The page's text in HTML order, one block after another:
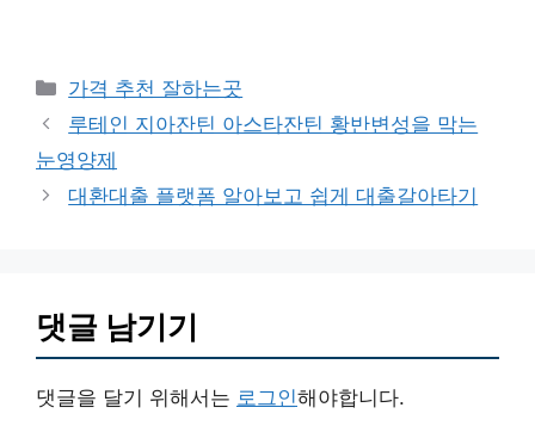
카
테
리
가격 추천 잘하는곳
루테인 지아잔틴 아스타잔틴 황반변성을 막는
눈영양제
대환대출 플랫폼 알아보고 쉽게 대출갈아타기
댓글 남기기
댓글을 달기 위해서는 로그인해야합니다.